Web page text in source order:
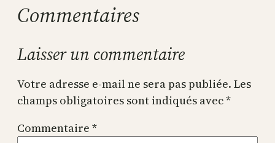
Commentaires
Laisser un commentaire
Votre adresse e-mail ne sera pas publiée. Les
champs obligatoires sont indiqués avec*
Commentaire *